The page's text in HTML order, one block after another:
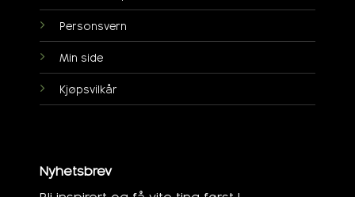
Personsvern
Min side
Kjøpsvilkår
Nyhetsbrev